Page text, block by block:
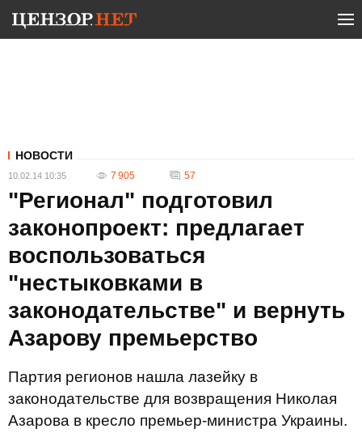
НОВОСТИ
10.02.14 10:35 7 905 57
"Регионал" подготовил
законопроект: предлагает
воспользоваться
"нестыковками в
законодательстве" и вернуть
Азарову премьерство
Партия регионов нашла лазейку в
законодательстве для возвращения Николая
Азарова в кресло премьер-министра Украины.